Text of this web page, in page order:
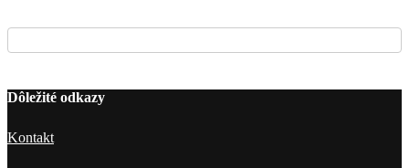
Dôležité odkazy
Kontakt